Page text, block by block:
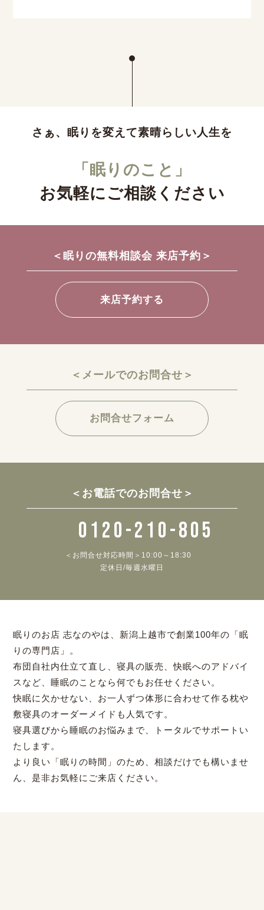
さぁ、眠りを変えて素晴らしい人生を
「眠りのこと」
お気軽にご相談ください
＜眠りの無料相談会 来店予約＞
来店予約する
＜メールでのお問合せ＞
お問合せフォーム
＜お電話でのお問合せ＞
0120-210-805
＜お問合せ対応時間＞10:00～18:30
定休日/毎週水曜日
眠りのお店 志なのやは、新潟上越市で創業100年の「眠
りの専門店」。
布団自社内仕立て直し、寝具の販売、快眠へのアドバイ
スなど、睡眠のことなら何でもお任せください。
快眠に欠かせない、お一人ずつ体形に合わせて作る枕や
敷寝具のオーダーメイドも人気です。
寝具選びから睡眠のお悩みまで、トータルでサポートい
たします。
より良い「眠りの時間」のため、相談だけでも構いませ
ん、是非お気軽にご来店ください。